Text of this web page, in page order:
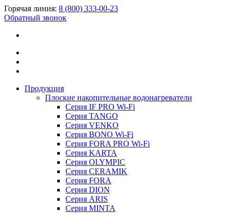
Горячая линия: 8 (800) 333-00-23
Обратный звонок
Продукция
Плоские накопительные водонагреватели
Серия IF PRO Wi-Fi
Серия TANGO
Серия VENKO
Серия BONO Wi-Fi
Серия FORA PRO Wi-Fi
Серия KARTA
Серия OLYMPIC
Серия CERAMIK
Серия FORA
Серия DION
Серия ARIS
Серия MINTA